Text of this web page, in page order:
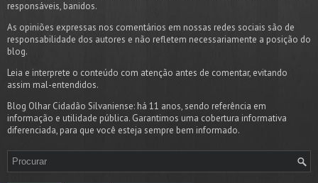
responsáveis, banidos.
As opiniões expressas nos comentários em nossas redes sociais são de
responsabilidade dos autores e não refletem necessariamente a posição do
blog.
Leia e interprete o conteúdo com atenção antes de comentar, evitando
assim mal-entendidos.
Blog Olhar Cidadão Silvaniense: há 11 anos, sendo referência em
informação e utilidade pública. Garantimos uma cobertura informativa
diferenciada, para que você esteja sempre bem informado.